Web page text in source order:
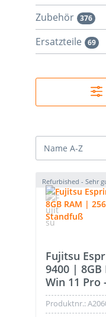
Zubehör 376
Ersatzteile 69
Refurbished - Sehr
Fujitsu
9400 | 8GB
Win 11 Pro
Produktnr.: